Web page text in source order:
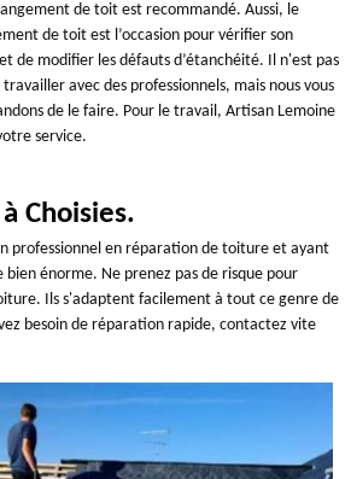
de toit est recommandé. Aussi, le
de toit est l’occasion pour vérifier son
de modifier les défauts d’étanchéité. Il n'est pas
avec des professionnels, mais nous vous
de le faire. Pour le travail, Artisan Lemoine
service.
Choisies.
professionnel en réparation de toiture et ayant
énorme. Ne prenez pas de risque pour
Ils s'adaptent facilement à tout ce genre de
besoin de réparation rapide, contactez vite